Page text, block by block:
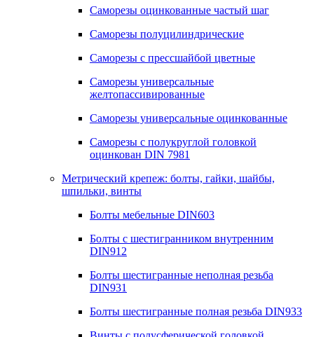
Саморезы оцинкованные частый шаг
Саморезы полуцилиндрические
Саморезы с прессшайбой цветные
Саморезы универсальные
желтопассивированные
Саморезы универсальные оцинкованные
Саморезы с полукруглой головкой
оцинкован DIN 7981
Метрический крепеж: болты, гайки, шайбы,
шпильки, винты
Болты мебельные DIN603
Болты с шестигранником внутренним
DIN912
Болты шестигранные неполная резьба
DIN931
Болты шестигранные полная резьба DIN933